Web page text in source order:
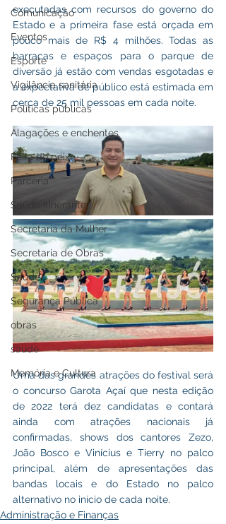
Comunicação
Eventos
Esporte
Vigilância sanitária
Políticas públicas
Alagações e enchentes
Feira do peixe
Parceria
Saúde Itinerante
Secretaria da Mulher
Secretaria de Obras
Saúde
Segurança Pública
obras
saude
Memória e Cultura
executadas com recursos do governo do
Estado e a primeira fase está orçada em
pouco mais de R$ 4 milhões. Todas as
barracas e espaços para o parque de
diversão já estão com vendas esgotadas e
a expectativa de público está estimada em
cerca de 25 mil pessoas em cada noite.
Uma das grandes atrações do festival será
o concurso Garota Açaí que nesta edição
de 2022 terá dez candidatas e contará
ainda com atrações nacionais já
confirmadas, shows dos cantores Zezo,
João Bosco e Vinícius e Tierry no palco
principal, além de apresentações das
bandas locais e do Estado no palco
alternativo no início de cada noite.
Administração e Finanças